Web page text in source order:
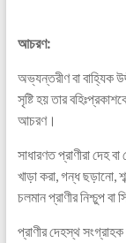
আচরণ:
অভ্যন্তরীণ বা বাহ্যিক
সৃষ্টি হয় তার
আচরণ।
সাধারণত প্রাণীরা দেহ
খাড়া করা, গন্ধ ছড়ানো,
চলমান প্রাণীর নিশ্চুপ
প্রাণীর দেহস্থ সংগ্রাহক